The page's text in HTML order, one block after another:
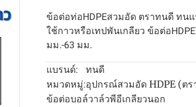
ข้อต่อท่อHDPEสวมอัด ตราทนดี ทน
ใช้กาวหรือเทปพันเกลียว ข้อต่อ
มม.-63 มม.
แบรนด์: ทนดี
หมวดหมู่:อุปกรณ์สวมอัด HDPE (ต
ข้อต่อบอล์วาล์วพีอีเกลียวนอก